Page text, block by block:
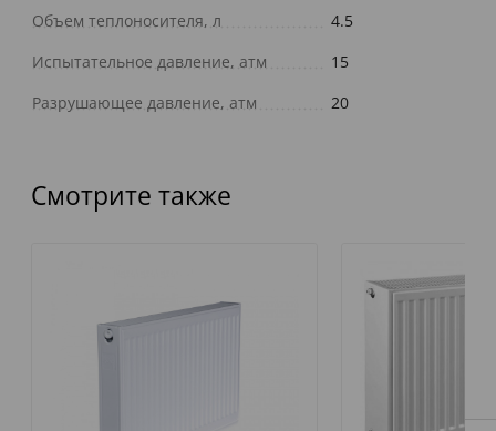
Объем теплоносителя, л
4.5
Испытательное давление, атм
15
Разрушающее давление, атм
20
Смотрите также